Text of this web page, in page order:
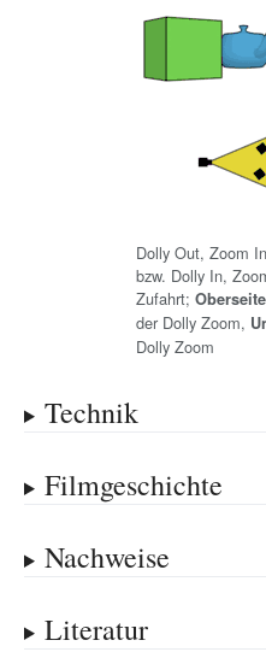
Dolly Out, Zoom
bzw. Dolly In,
Zufahrt; Oberseite
der Dolly Zoom,
Dolly Zoom
Technik
Filmgeschichte
Nachweise
Literatur